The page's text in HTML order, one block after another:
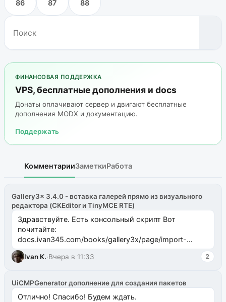
86 87 88
ФИНАНСОВАЯ ПОДДЕРЖКА
VPS, бесплатные дополнения и docs
Донаты оплачивают сервер и двигают бесплатные
дополнения MODX и документацию.
Поддержать
КомментарииЗаметкиРабота
Gallery3x 3.4.0 - вставка галерей прямо из визуального
редактора (CKEditor и TinyMCE RTE)
Здравствуйте. Есть консольный скрипт Вот
почитайте:
docs.ivan345.com/books/gallery3x/page/import-
ms2galleryphp
Ivan K.·Вчера в 11:33 2
UiCMPGenerator дополнение для создания пакетов
Отлично! Спасибо! Будем ждать.